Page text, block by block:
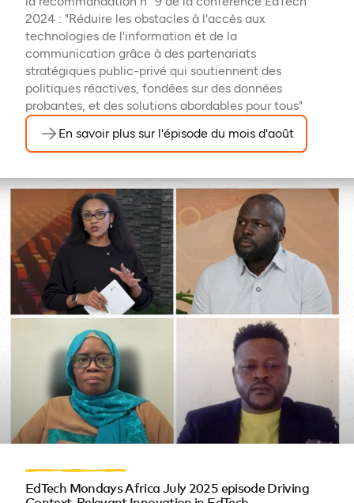
2024 : "Réduire les obstacles à l'accès aux
technologies de l'information et de la
communication grâce à des partenariats
stratégiques public-privé qui soutiennent des
politiques réactives, fondées sur des données
probantes, et des solutions abordables pour tous"
En savoir plus sur l'épisode du mois d'août
EdTech Mondays Africa July 2025 episode Driving